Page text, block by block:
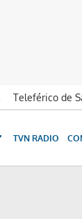
Teleférico de
TVN RADIO